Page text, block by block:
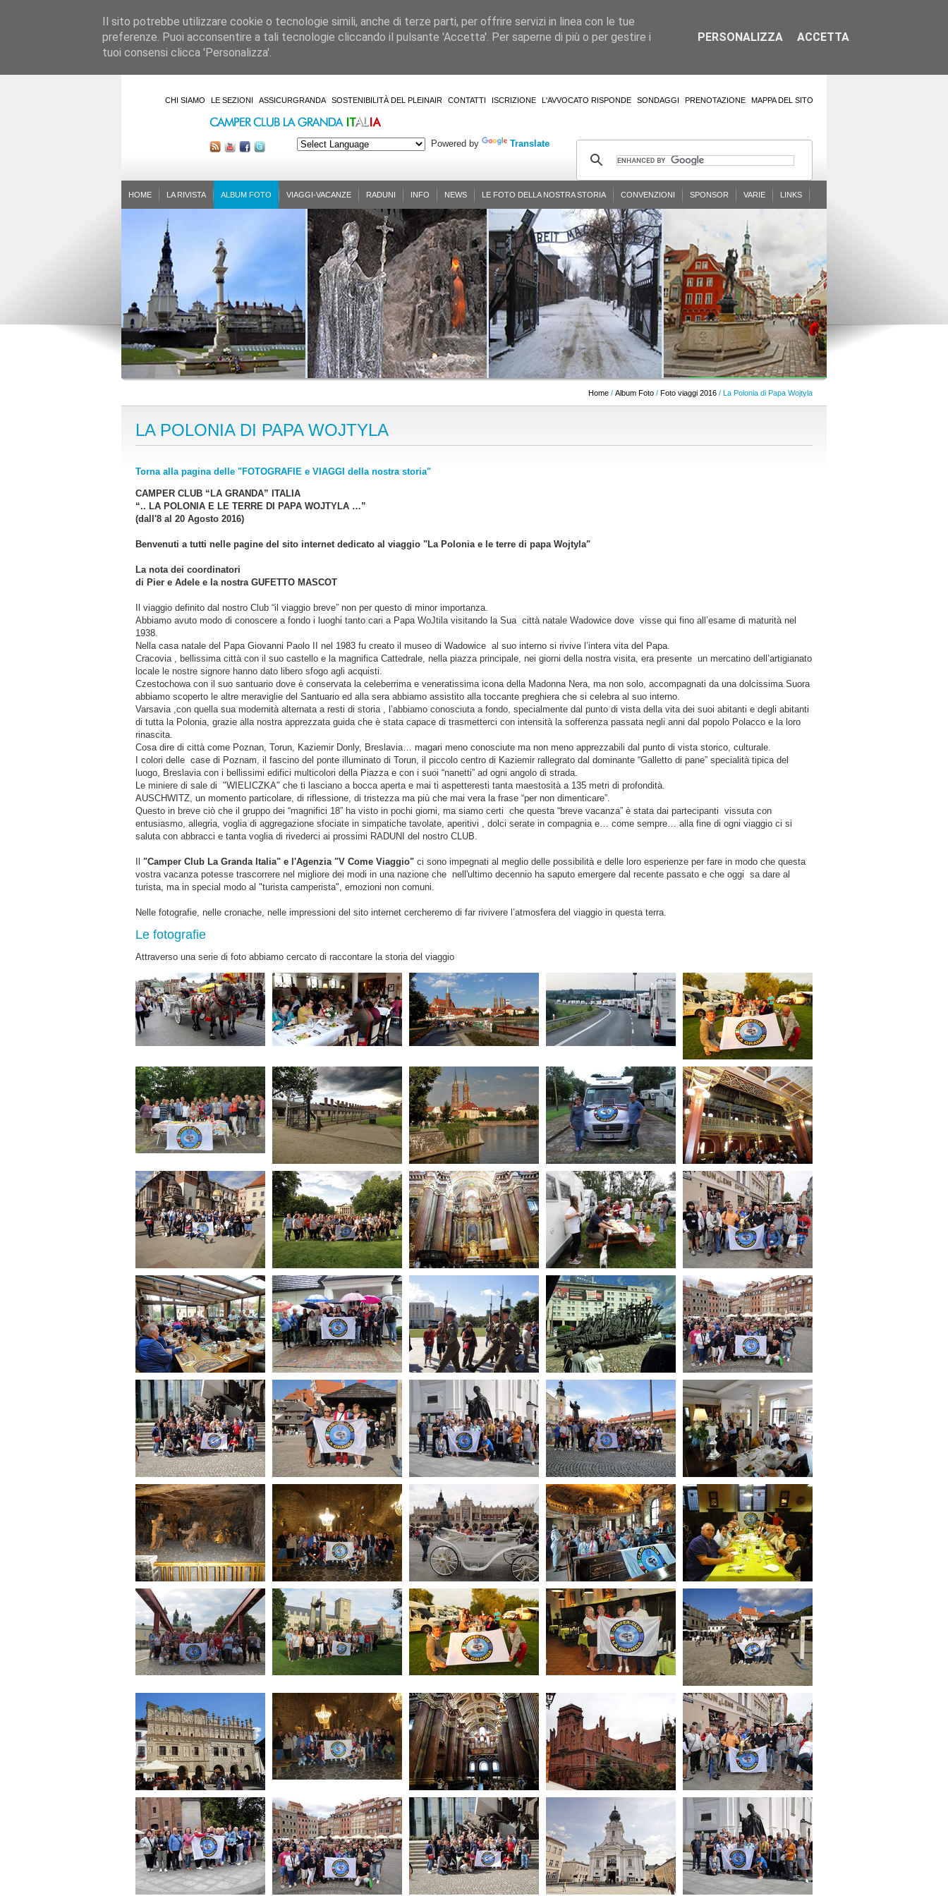
CHI SIAMO LE SEZIONI ASSICURGRANDA SOSTENIBILITÀ DEL PLEINAIR CONTATTI ISCRIZIONE L'AVVOCATO RISPONDE SONDAGGI PRENOTAZIONE MAPPA DEL SITO
Powered by Translate
HOME LA RIVISTA ALBUM FOTO VIAGGI-VACANZE RADUNI INFO NEWS LE FOTO DELLA NOSTRA STORIA CONVENZIONI SPONSOR VARIE LINKS
Home / Album Foto / Foto viaggi 2016 / La Polonia di Papa Wojtyla
LA POLONIA DI PAPA WOJTYLA
Torna alla pagina delle "FOTOGRAFIE e VIAGGI della nostra storia"
CAMPER CLUB “LA GRANDA” ITALIA
“.. LA POLONIA E LE TERRE DI PAPA WOJTYLA …”
(dall'8 al 20 Agosto 2016)
Benvenuti a tutti nelle pagine del sito internet dedicato al viaggio "La Polonia e le terre di papa Wojtyla"
La nota dei coordinatori
di Pier e Adele e la nostra GUFETTO MASCOT
Il viaggio definito dal nostro Club “il viaggio breve” non per questo di minor importanza.
Abbiamo avuto modo di conoscere a fondo i luoghi tanto cari a Papa WoJtila visitando la Sua città natale Wadowice dove visse qui fino all’esame di maturità nel
1938.
Nella casa natale del Papa Giovanni Paolo II nel 1983 fu creato il museo di Wadowice al suo interno si rivive l’intera vita del Papa.
Cracovia , bellissima città con il suo castello e la magnifica Cattedrale, nella piazza principale, nei giorni della nostra visita, era presente un mercatino dell’artigianato
locale le nostre signore hanno dato libero sfogo agli acquisti.
Czestochowa con il suo santuario dove è conservata la celeberrima e veneratissima icona della Madonna Nera, ma non solo, accompagnati da una dolcissima Suora
abbiamo scoperto le altre meraviglie del Santuario ed alla sera abbiamo assistito alla toccante preghiera che si celebra al suo interno.
Varsavia ,con quella sua modernità alternata a resti di storia , l’abbiamo conosciuta a fondo, specialmente dal punto di vista della vita dei suoi abitanti e degli abitanti
di tutta la Polonia, grazie alla nostra apprezzata guida che è stata capace di trasmetterci con intensità la sofferenza passata negli anni dal popolo Polacco e la loro
rinascita.
Cosa dire di città come Poznan, Torun, Kaziemir Donly, Breslavia… magari meno conosciute ma non meno apprezzabili dal punto di vista storico, culturale.
I colori delle case di Poznam, il fascino del ponte illuminato di Torun, il piccolo centro di Kaziemir rallegrato dal dominante “Galletto di pane” specialità tipica del
luogo, Breslavia con i bellissimi edifici multicolori della Piazza e con i suoi “nanetti” ad ogni angolo di strada.
Le miniere di sale di "WIELICZKA" che ti lasciano a bocca aperta e mai ti aspetteresti tanta maestosità a 135 metri di profondità.
AUSCHWITZ, un momento particolare, di riflessione, di tristezza ma più che mai vera la frase “per non dimenticare”.
Questo in breve ciò che il gruppo dei “magnifici 18” ha visto in pochi giorni, ma siamo certi che questa “breve vacanza” è stata dai partecipanti vissuta con
entusiasmo, allegria, voglia di aggregazione sfociate in simpatiche tavolate, aperitivi , dolci serate in compagnia e… come sempre… alla fine di ogni viaggio ci si
saluta con abbracci e tanta voglia di rivederci ai prossimi RADUNI del nostro CLUB.
Il "Camper Club La Granda Italia" e l'Agenzia "V Come Viaggio" ci sono impegnati al meglio delle possibilità e delle loro esperienze per fare in modo che questa
vostra vacanza potesse trascorrere nel migliore dei modi in una nazione che nell'ultimo decennio ha saputo emergere dal recente passato e che oggi sa dare al
turista, ma in special modo al "turista camperista", emozioni non comuni.
Nelle fotografie, nelle cronache, nelle impressioni del sito internet cercheremo di far rivivere l’atmosfera del viaggio in questa terra.
Le fotografie
Attraverso una serie di foto abbiamo cercato di raccontare la storia del viaggio
Il sito potrebbe utilizzare cookie o tecnologie simili, anche di terze parti, per offrire servizi in linea con le tue
preferenze. Puoi acconsentire a tali tecnologie cliccando il pulsante 'Accetta'. Per saperne di più o per gestire i
tuoi consensi clicca 'Personalizza'.
PERSONALIZZA ACCETTA